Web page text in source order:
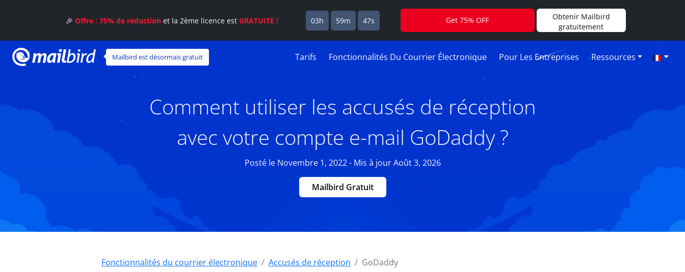
Mailbird est désormais gratuit Tarifs Fonctionnalités Du Courrier Électronique Pour Les Entreprises Ressources
Comment utiliser les accusés de réception
avec votre compte e-mail GoDaddy ?
Posté le Novembre 1, 2022 - Mis à jour Août 3, 2026
Mailbird Gratuit
Fonctionnalités du courrier électronique Accusés de réception GoDaddy
🎉 Offre : 75% de réductionet la 2ème licence est GRATUITE ! 03h 59m 46s Get 75% OFF
Obtenir Mailbird
gratuitement